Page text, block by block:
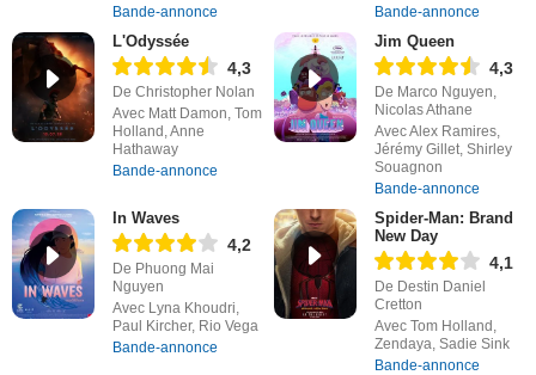
Bande-annonce
Bande-annonce
L'Odyssée
4,3
De Christopher Nolan
Avec Matt Damon, Tom
Holland, Anne
Hathaway
Bande-annonce
Jim Queen
4,3
De Marco Nguyen,
Nicolas Athane
Avec Alex Ramires,
Jérémy Gillet, Shirley
Souagnon
Bande-annonce
In Waves
4,2
De Phuong Mai
Nguyen
Avec Lyna Khoudri,
Paul Kircher, Rio Vega
Bande-annonce
Spider-Man: Brand
New Day
4,1
De Destin Daniel
Cretton
Avec Tom Holland,
Zendaya, Sadie Sink
Bande-annonce